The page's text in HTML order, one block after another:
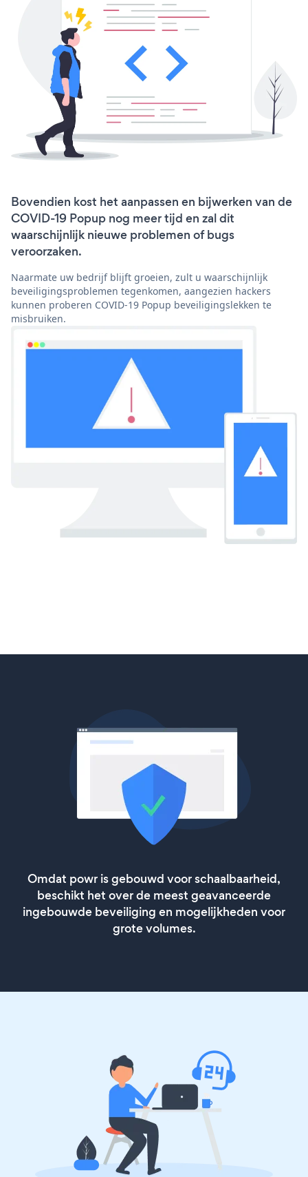
Bovendien kost het aanpassen en bijwerken van de
COVID-19 Popup nog meer tijd en zal dit
waarschijnlijk nieuwe problemen of bugs
veroorzaken.
Naarmate uw bedrijf blijft groeien, zult u waarschijnlijk
beveiligingsproblemen tegenkomen, aangezien hackers
kunnen proberen COVID-19 Popup beveiligingslekken te
misbruiken.
Omdat powr is gebouwd voor schaalbaarheid,
beschikt het over de meest geavanceerde
ingebouwde beveiliging en mogelijkheden voor
grote volumes.